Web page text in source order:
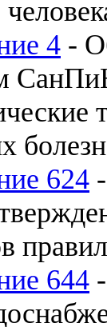
4 -
624
правил
644